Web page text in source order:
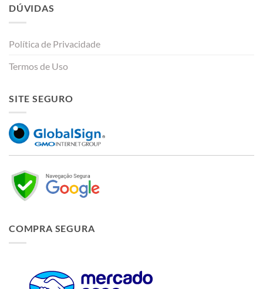
DÚVIDAS
Política de Privacidade
Termos de Uso
SITE SEGURO
COMPRA SEGURA